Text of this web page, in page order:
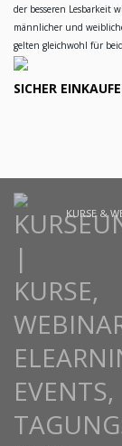
der besseren Lesbarkeit
männlicher und
gelten gleichwohl für
SICHER
KURSE &